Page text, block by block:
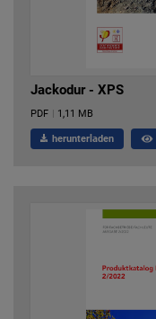
Jackodur - XPS
PDF | 1,11 MB
herunterladen